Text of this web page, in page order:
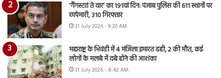
‘गैंगस्टरां ते वार’ का 191वां दिन: पंजाब पुलिस की 611 स्थानों पर
छापेमारी, 310 गिरफ्तार
31 July 2026 - 9:20 AM
महाराष्ट्र के भिवंडी में 4 मंजिला इमारत ढही, 2 की मौत, कई
लोगों के मलबे में दबे होने की आशंका
31 July 2026 - 8:42 AM